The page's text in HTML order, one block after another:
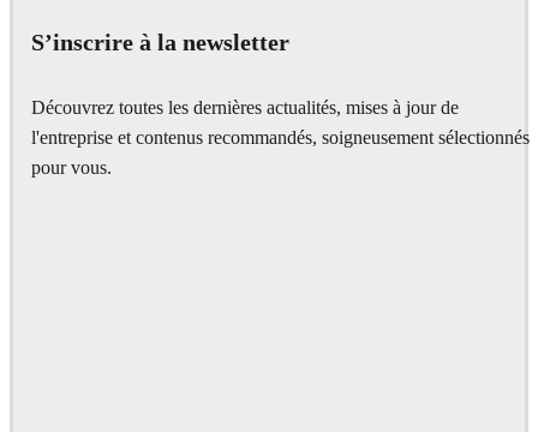
S’inscrire à la newsletter
Découvrez toutes les dernières actualités, mises à jour de
l'entreprise et contenus recommandés, soigneusement sélectionnés
pour vous.